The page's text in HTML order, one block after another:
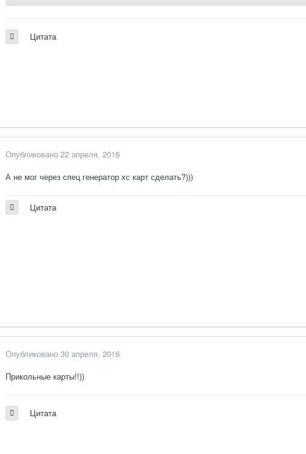
Цитата
Опубликовано 22 апреля, 2016
А не мог через спец генератор хс карт сделать?)))
Цитата
Опубликовано 30 апреля, 2016
Прикольные карты!!))
Цитата